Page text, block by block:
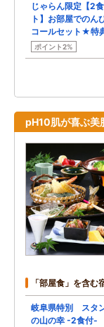
じゃらん限定【2
ト】お部屋でのん
コールセット★特
ポイント2%
pH10肌が喜ぶ美
「部屋食」を含む
岐阜県特別 スタ
の山の幸 -2食付-